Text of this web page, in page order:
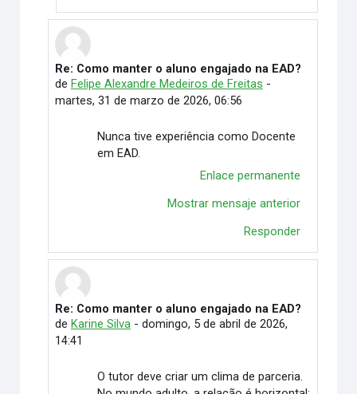
En respuesta a Vitória Duarte Wingert
Re: Como manter o aluno engajado na EAD?
de Felipe Alexandre Medeiros de Freitas -
martes, 31 de marzo de 2026, 06:56
Nunca tive experiência como Docente
em EAD.
Enlace permanente
Mostrar mensaje anterior
Responder
En respuesta a Vitória Duarte Wingert
Re: Como manter o aluno engajado na EAD?
de Karine Silva- domingo, 5 de abril de 2026,
14:41
O tutor deve criar um clima de parceria.